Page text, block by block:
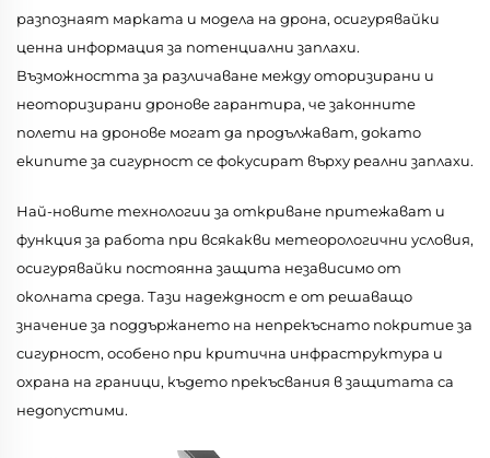
разпознаят марката и модела на дрона, осигурявайки
ценна информация за потенциални заплахи.
Възможността за различаване между оторизирани и
неоторизирани дронове гарантира, че законните
полети на дронове могат да продължават, докато
екипите за сигурност се фокусират върху реални заплахи.
Най-новите технологии за откриване притежават и
функция за работа при всякакви метеорологични условия,
осигурявайки постоянна защита независимо от
околната среда. Тази надеждност е от решаващо
значение за поддържането на непрекъснато покритие за
сигурност, особено при критична инфраструктура и
охрана на граници, където прекъсвания в защитата са
недопустими.